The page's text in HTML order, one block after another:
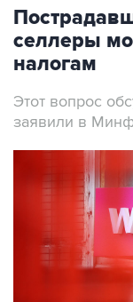
селлеры
налогам
Этот вопрос
заявили в